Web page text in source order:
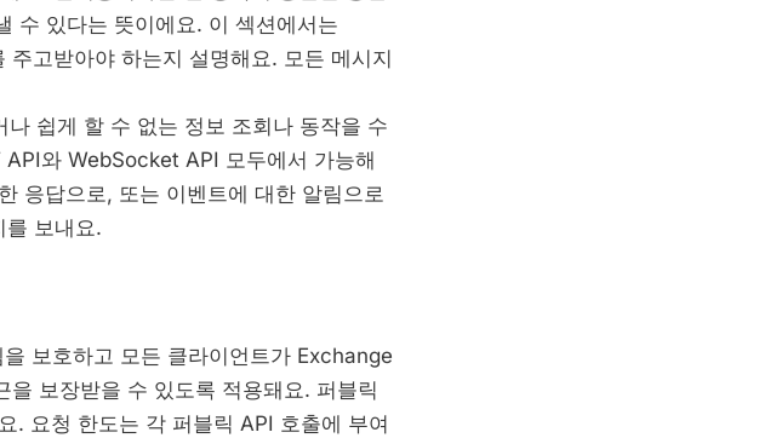
수 있다는 뜻이에요. 이 섹션에서는
고받아야 하는지 설명해요. 모든 메시지
쉽게 할 수 없는 정보 조회나 동작을 수
와 WebSocket API 모두에서 가능해
응답으로, 또는 이벤트에 대한 알림으로
를 보내요.
보호하고 모든 클라이언트가 Exchange
보장받을 수 있도록 적용돼요. 퍼블릭
. 요청 한도는 각 퍼블릭 API 호출에 부여